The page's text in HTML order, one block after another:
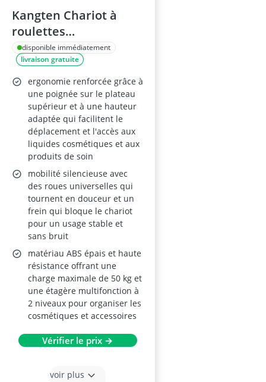
Kangten Chariot à
roulettes
Multifonction 50 kg
pour coiffeur et
instrument de beauté
SPA
disponible immédiatement
livraison gratuite
ergonomie renforcée grâce à
une poignée sur le plateau
supérieur et à une hauteur
adaptée qui facilitent le
déplacement et l'accès aux
liquides cosmétiques et aux
produits de soin
mobilité silencieuse avec
des roues universelles qui
tournent en douceur et un
frein qui bloque le chariot
pour un usage stable et
sans bruit
matériau ABS épais et haute
résistance offrant une
charge maximale de 50 kg et
une étagère multifonction à
2 niveaux pour organiser les
cosmétiques et accessoires
Vérifier le prix →
voir plus